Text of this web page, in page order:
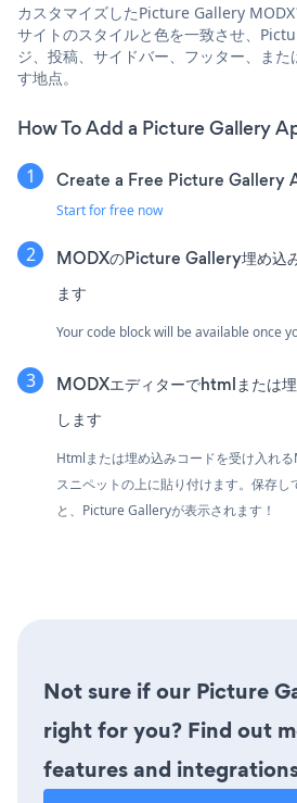
カスタマイズしたPicture Gallery
サイトのスタイルと色を一致させ、
ジ、投稿、サイドバー、フッター、また
す地点。
How To Add a Picture Gallery
Create a Free Picture Gallery
Start for free now
MODXのPicture Gallery埋め込
ます
Your code block will be available once
MODXエディターでhtmlまたは
します
Htmlまたは埋め込みコードを受け入れ
スニペットの上に貼り付けます。保存し
と、Picture Galleryが表示されます！
Not sure if our Picture
right for you? Find out
features and